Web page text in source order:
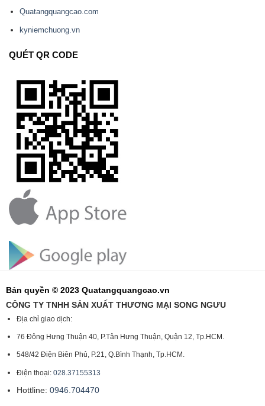
Quatangquangcao.com
kyniemchuong.vn
QUÉT QR CODE
Bản quyền © 2023 Quatangquangcao.vn
CÔNG TY TNHH SẢN XUẤT THƯƠNG MẠI SONG NGƯU
Địa chỉ giao dịch:
76 Đông Hưng Thuận 40, P.Tân Hưng Thuận, Quận 12, Tp.HCM.
548/42 Điện Biên Phủ, P.21, Q.Bình Thạnh, Tp.HCM.
Điện thoại: 028.37155313
Hottline: 0946.704470